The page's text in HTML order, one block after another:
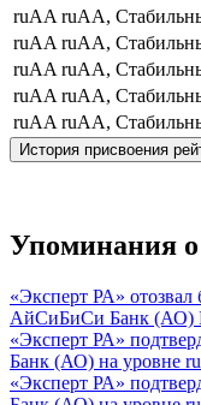
ruAA ruAA,
ruAA ruAA,
ruAA ruAA,
ruAA ruAA,
ruAA ruAA,
История присвоения
Упоминания
«Эксперт РА»
АйСиБиСи Банк (АО)
«Эксперт РА»
Банк (АО) на уровне
«Эксперт РА»